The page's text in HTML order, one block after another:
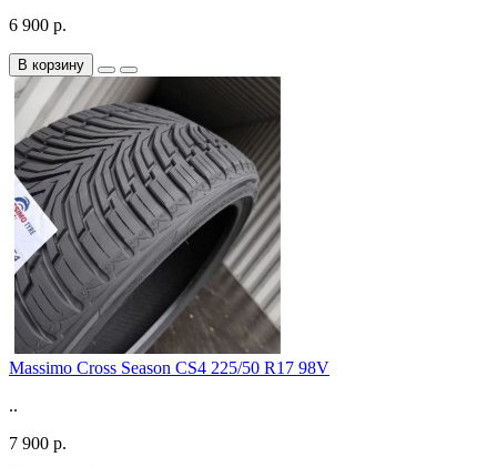
6 900 р.
В корзину
Massimo Cross Season CS4 225/50 R17 98V
..
7 900 р.